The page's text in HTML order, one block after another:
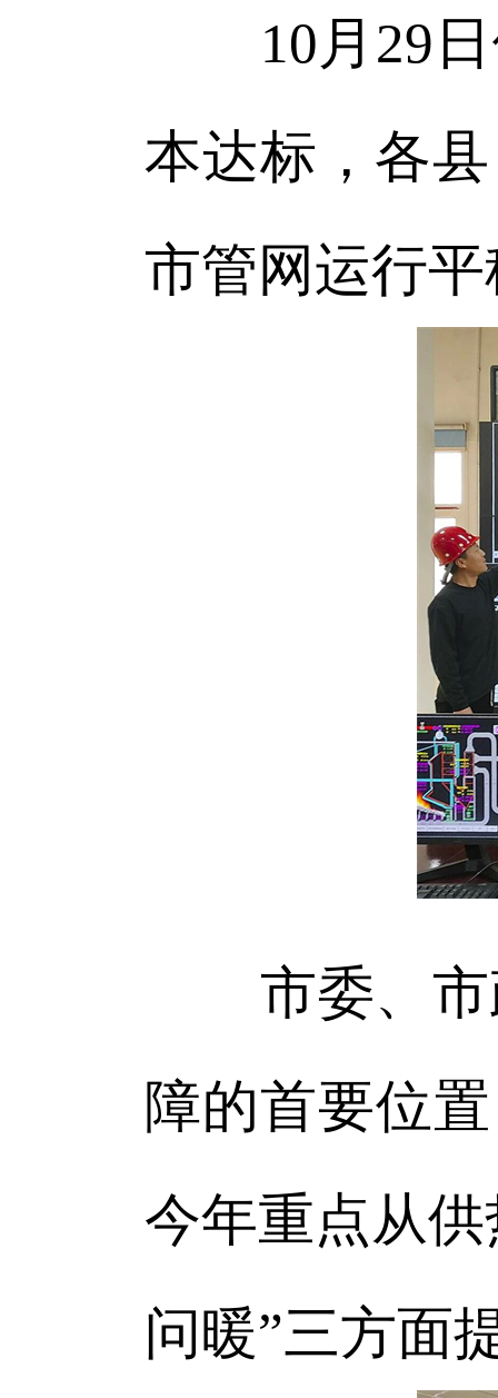
10月29日
本达标，各
市管网运行
市委、市
障的首要位
今年重点从
问暖”三方面